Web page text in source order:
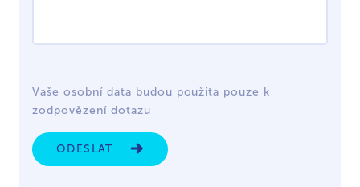
Vaše osobní data budou použita pouze k
zodpovězení dotazu
ODESLAT